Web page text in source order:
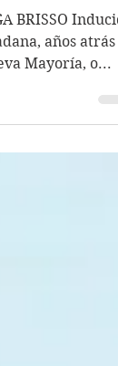
Inducida
años atrás
Mayoría, o...